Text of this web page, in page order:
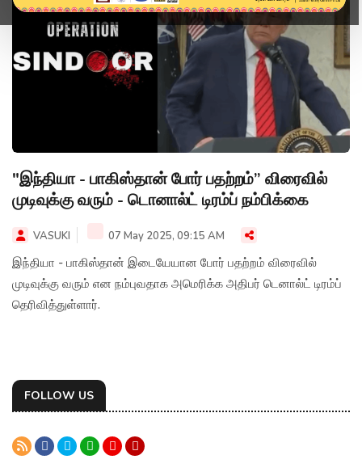
"இந்தியா - பாகிஸ்தான் போர் பதற்றம்” விரைவில்
முடிவுக்கு வரும் - டொனால்ட் டிரம்ப் நம்பிக்கை
VASUKI 07 May 2025, 09:15 AM
இந்தியா - பாகிஸ்தான் இடையேயான போர் பதற்றம் விரைவில்
முடிவுக்கு வரும் என நம்புவதாக அமெரிக்க அதிபர் டெனால்ட் டிரம்ப்
தெரிவித்துள்ளார்.
FOLLOW US